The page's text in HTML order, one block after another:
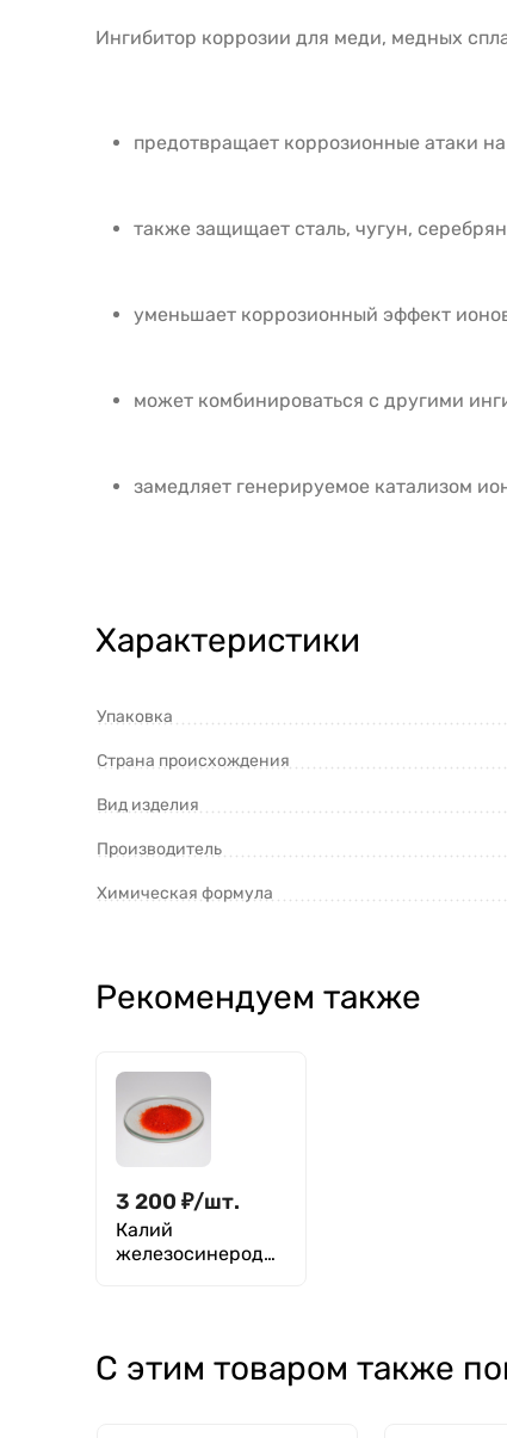
Ингибитор коррозии для меди, медных
предотвращает коррозионные атаки
также защищает сталь, чугун,
уменьшает коррозионный эффект
может комбинироваться с другими
замедляет генерируемое катализом
Характеристики
Упаковка
Страна происхождения
Вид изделия
Производитель
Химическая формула
Рекомендуем также
3 200 ₽/шт.
Калий
железосинеродис
С этим товаром также